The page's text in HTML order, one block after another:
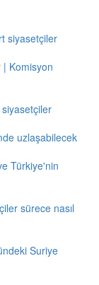
siyasetçiler
| Komisyon
siyasetçiler
uzlaşabilecek
Türkiye'nin
sürece nasıl
Suriye